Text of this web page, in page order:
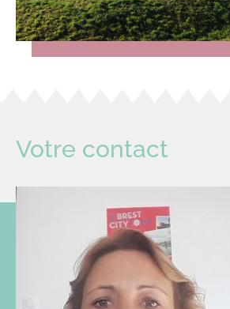
Votre contact